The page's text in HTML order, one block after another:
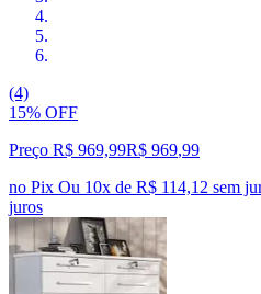
(4)
15% OFF
Preço R$ 969,99R$ 969,99
no Pix Ou 10x de R$ 114,12 sem
juros